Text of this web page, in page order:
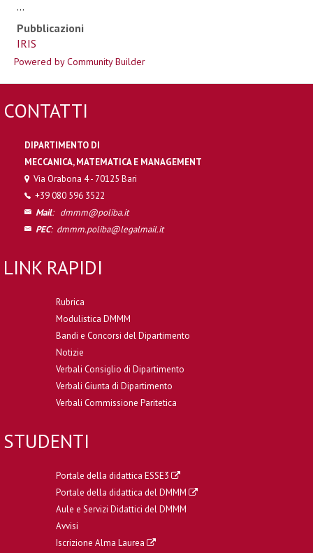
...
Pubblicazioni
IRIS
Powered by Community Builder
CONTATTI
DIPARTIMENTO DI
MECCANICA, MATEMATICA E MANAGEMENT
Via Orabona 4 - 70125 Bari
+39 080 596 3522
Mail: dmmm@poliba.it
PEC: dmmm.poliba@legalmail.it
LINK RAPIDI
Rubrica
Modulistica DMMM
Bandi e Concorsi del Dipartimento
Notizie
Verbali Consiglio di Dipartimento
Verbali Giunta di Dipartimento
Verbali Commissione Paritetica
STUDENTI
Portale della didattica ESSE3
Portale della didattica del DMMM
Aule e Servizi Didattici del DMMM
Avvisi
Iscrizione Alma Laurea